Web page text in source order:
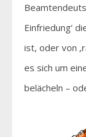
Einfriedung‘
ist, oder von
es sich um
belächeln –